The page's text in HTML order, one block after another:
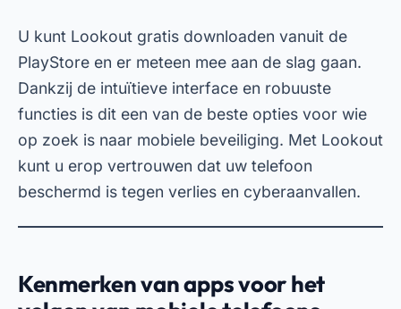
locatiebepaling, de mogelijkheid om het apparaat
op afstand te blokkeren en de mogelijkheid om
gevoelige gegevens te wissen. Bovendien bieden
veel van deze apps extra functies, zoals online
monitoring en het maken van foto's van de
indringer, wat de veiligheid van de gebruiker
verder vergroot.
applicaties afhangt van een juiste configuratie.